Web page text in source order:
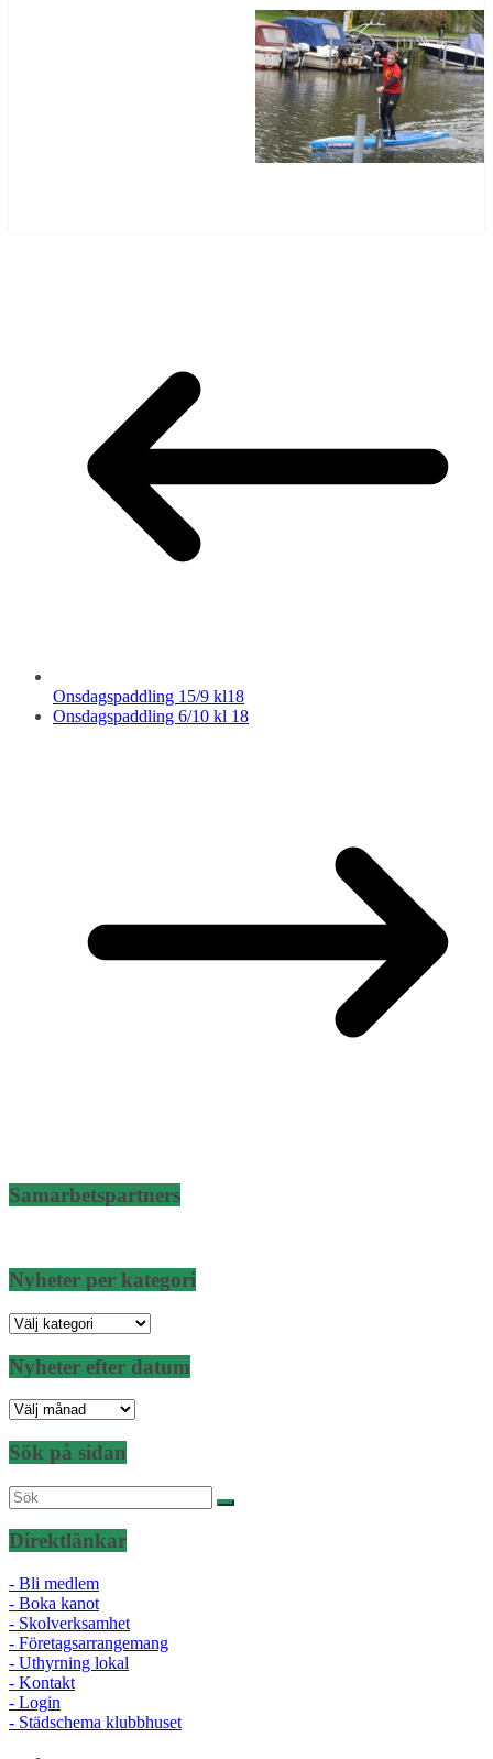
Onsdagspaddling 15/9 kl18
Onsdagspaddling 6/10 kl 18
Samarbetspartners
Nyheter per kategori
Nyheter
kategori
Nyheter efter datum
Nyheter
datum
Sök på sidan
Direktlänkar
- Bli medlem
- Boka kanot
- Skolverksamhet
- Företagsarrangemang
- Uthyrning lokal
- Kontakt
- Login
- Städschema klubbhuset